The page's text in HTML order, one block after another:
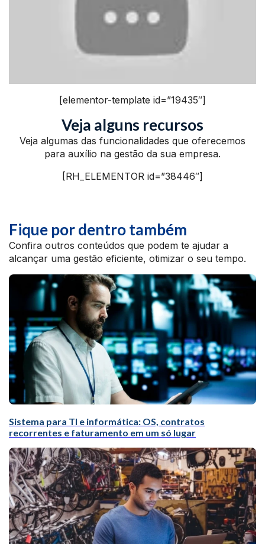
[elementor-template id=”19435″]
Veja alguns recursos
Veja algumas das funcionalidades que oferecemos
para auxílio na gestão da sua empresa.
[RH_ELEMENTOR id=”38446″]
Fique por dentro também
Confira outros conteúdos que podem te ajudar a
alcançar uma gestão eficiente, otimizar o seu tempo.
Sistema para TI e informática: OS, contratos
recorrentes e faturamento em um só lugar